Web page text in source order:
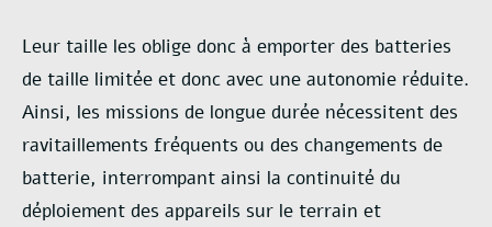
Leur taille les oblige donc à emporter des batteries
de taille limitée et donc avec une autonomie réduite.
Ainsi, les missions de longue durée nécessitent des
ravitaillements fréquents ou des changements de
batterie, interrompant ainsi la continuité du
déploiement des appareils sur le terrain et